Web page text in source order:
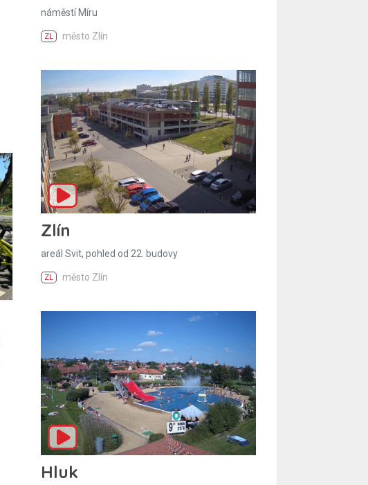
náměstí Míru
ZL město Zlín
Zlín
areál Svit, pohled od 22. budovy
ZL město Zlín
Hluk